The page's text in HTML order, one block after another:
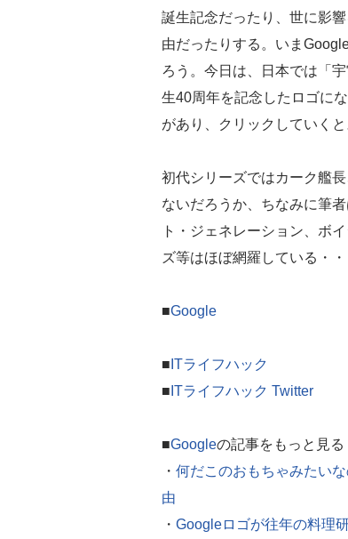
誕生記念だったり、世に影
由だったりする。いま
ろう。今日は、日本では「
生40周年を記念したロゴに
があり、クリックしていく
初代シリーズではカーク艦
ないだろうか、ちなみに筆
ト・ジェネレーション、ボ
ズ等はほぼ網羅している・・
■Google
■ ITライフハック
■ ITライフハック Twitter
■Googleの記事をもっと見る
・ 何だこのおもちゃみたい
由
・ Googleロゴが往年の料理